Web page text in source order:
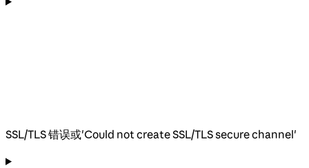
SSL/TLS 错误或'Could not create SSL/TLS secure channel'